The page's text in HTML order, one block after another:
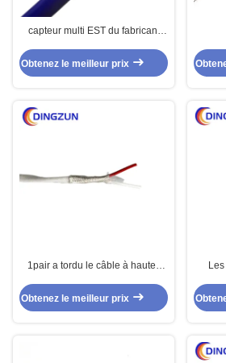
capteur multi EST du fabricant
24awg/OS
Obtenez le meilleur prix
1pair a tordu le câble à hautes
Fep
Obtenez le meilleur prix